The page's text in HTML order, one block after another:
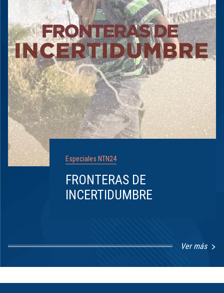
Especiales NTN24
FRONTERAS DE
INCERTIDUMBRE
Ver más
8